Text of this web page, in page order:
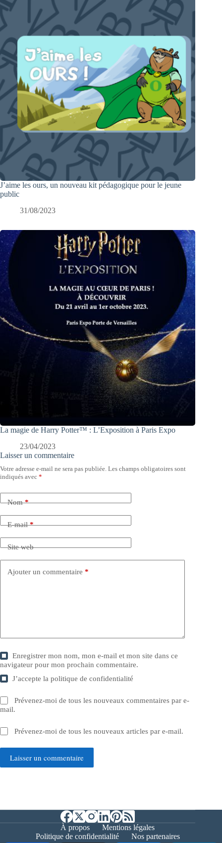
J’aime les ours, un nouveau kit pédagogique pour le jeune
public
31/08/2023
La magie de Harry Potter™ : L’Exposition à Paris Expo
23/04/2023
Laisser un commentaire
Votre adresse e-mail ne sera pas publiée. Les champs obligatoires sont
indiqués avec *
Nom*
E-mail*
Site web
Ajouter un commentaire *
Enregistrer mon nom, mon e-mail et mon site dans ce
navigateur pour mon prochain commentaire.
J’accepte lapolitique de confidentialité
Prévenez-moi de tous les nouveaux commentaires par e-
mail.
Prévenez-moi de tous les nouveaux articles par e-mail.
Laisser un commentaire
À propos
Mentions légales
Politique de confidentialité
Nos partenaires